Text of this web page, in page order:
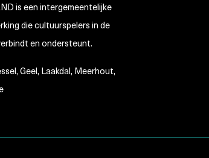
is een intergemeentelijke
die cultuurspelers in de
en ondersteunt.
Geel, Laakdal, Meerhout,